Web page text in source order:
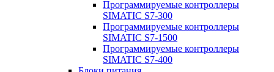
Программируемые контроллеры
SIMATIC S7-300
Программируемые контроллеры
SIMATIC S7-1500
Программируемые контроллеры
SIMATIC S7-400